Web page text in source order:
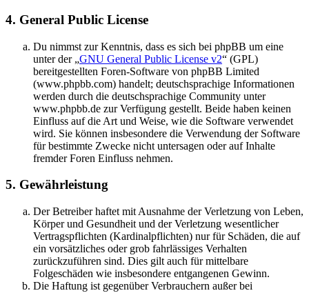
4. General Public License
Du nimmst zur Kenntnis, dass es sich bei phpBB um eine
unter der „GNU General Public License v2“ (GPL)
bereitgestellten Foren-Software von phpBB Limited
(www.phpbb.com) handelt; deutschsprachige Informationen
werden durch die deutschsprachige Community unter
www.phpbb.de zur Verfügung gestellt. Beide haben keinen
Einfluss auf die Art und Weise, wie die Software verwendet
wird. Sie können insbesondere die Verwendung der Software
für bestimmte Zwecke nicht untersagen oder auf Inhalte
fremder Foren Einfluss nehmen.
5. Gewährleistung
Der Betreiber haftet mit Ausnahme der Verletzung von Leben,
Körper und Gesundheit und der Verletzung wesentlicher
Vertragspflichten (Kardinalpflichten) nur für Schäden, die auf
ein vorsätzliches oder grob fahrlässiges Verhalten
zurückzuführen sind. Dies gilt auch für mittelbare
Folgeschäden wie insbesondere entgangenen Gewinn.
Die Haftung ist gegenüber Verbrauchern außer bei